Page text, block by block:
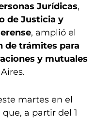
Jurídicas,
de Justicia y
, amplió el
de trámites para
y mutuales
martes en el
a partir del 1